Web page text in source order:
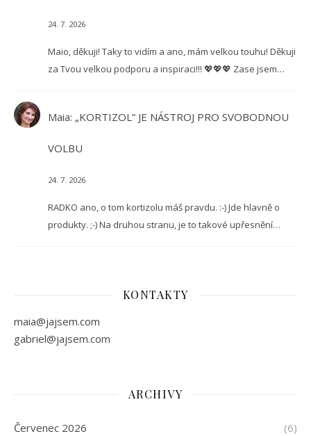
24. 7. 2026
Maio, děkuji! Taky to vidím a ano, mám velkou touhu! Děkuji
za Tvou velkou podporu a inspiraci!!! 💖💖💖 Zase jsem…
Maia: „KORTIZOL“ JE NÁSTROJ PRO SVOBODNOU
VOLBU
24. 7. 2026
RADKO ano, o tom kortizolu máš pravdu. :-) Jde hlavně o
produkty. ;-) Na druhou stranu, je to takové upřesnění…
KONTAKTY
maia@jajsem.com
gabriel@jajsem.com
ARCHIVY
Červenec 2026 (6)